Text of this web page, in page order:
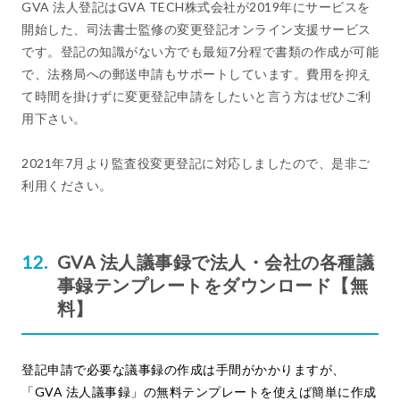
GVA 法人登記はGVA TECH株式会社が2019年にサービスを
開始した、司法書士監修の変更登記オンライン支援サービス
です。登記の知識がない方でも最短7分程で書類の作成が可能
で、法務局への郵送申請もサポートしています。費用を抑え
て時間を掛けずに変更登記申請をしたいと言う方はぜひご利
用下さい。
2021年7月より監査役変更登記に対応しましたので、是非ご
利用ください。
GVA 法人議事録で法人・会社の各種議
事録テンプレートをダウンロード【無
料】
登記申請で必要な議事録の作成は手間がかかりますが、
「GVA 法人議事録」の無料テンプレートを使えば簡単に作成